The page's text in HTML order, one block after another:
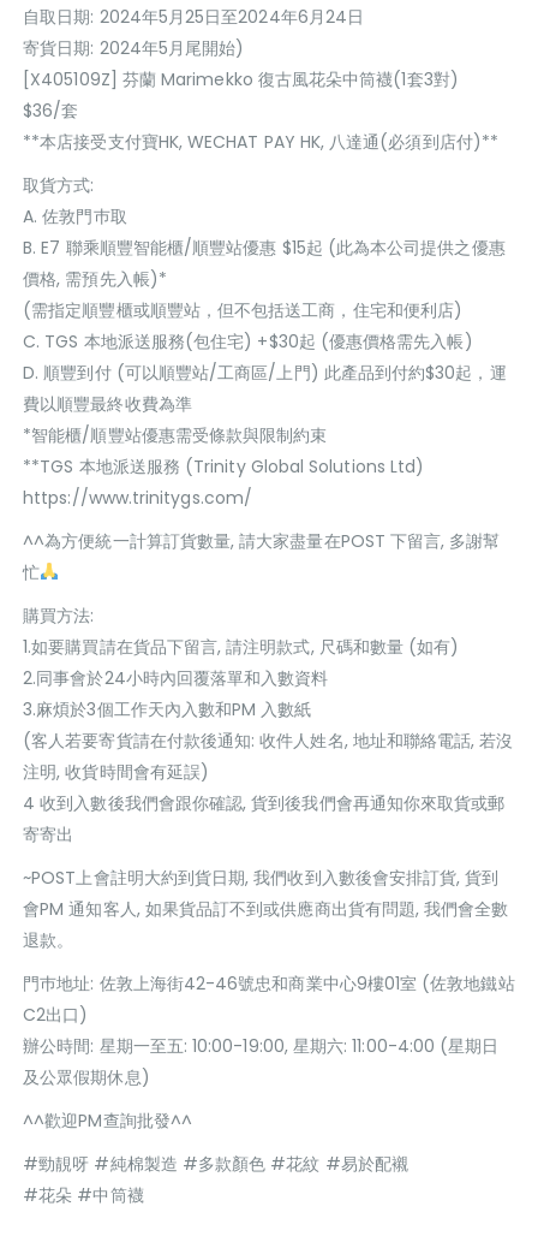
自取日期: 2024年5月25日至2024年6月24日
寄貨日期: 2024年5月尾開始)
[X405109Z] 芬蘭 Marimekko 復古風花朵中筒襪(1套3對)
$36/套
**本店接受支付寶HK, WECHAT PAY HK, 八達通(必須到店付)**
取貨方式:
A. 佐敦門巿取
B. E7 聯乘順豐智能櫃/順豐站優惠 $15起 (此為本公司提供之優惠
價格, 需預先入帳)*
(需指定順豐櫃或順豐站，但不包括送工商，住宅和便利店)
C. TGS 本地派送服務(包住宅) +$30起 (優惠價格需先入帳)
D. 順豐到付 (可以順豐站/工商區/上門) 此產品到付約$30起，運
費以順豐最終收費為準
*智能櫃/順豐站優惠需受條款與限制約束
**TGS 本地派送服務 (Trinity Global Solutions Ltd)
https://www.trinitygs.com/
^^為方便統一計算訂貨數量, 請大家盡量在POST 下留言, 多謝幫
忙
購買方法:
1.如要購買請在貨品下留言, 請注明款式, 尺碼和數量 (如有)
2.同事會於24小時內回覆落單和入數資料
3.麻煩於3個工作天內入數和PM 入數紙
(客人若要寄貨請在付款後通知: 收件人姓名, 地址和聯絡電話, 若沒
注明, 收貨時間會有延誤)
4 收到入數後我們會跟你確認, 貨到後我們會再通知你來取貨或郵
寄寄出
~POST上會註明大約到貨日期, 我們收到入數後會安排訂貨, 貨到
會PM 通知客人, 如果貨品訂不到或供應商出貨有問題, 我們會全數
退款。
門巿地址: 佐敦上海街42-46號忠和商業中心9樓01室 (佐敦地鐵站
C2出口)
辦公時間: 星期一至五: 10:00-19:00, 星期六: 11:00-4:00 (星期日
及公眾假期休息)
^^歡迎PM查詢批發^^
#勁靚呀 #純棉製造 #多款顏色 #花紋 #易於配襯
#花朵 #中筒襪